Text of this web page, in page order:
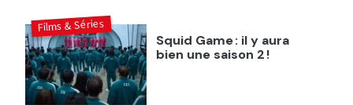
Squid Game : il y aura
bien une saison 2 !
Films & Séries